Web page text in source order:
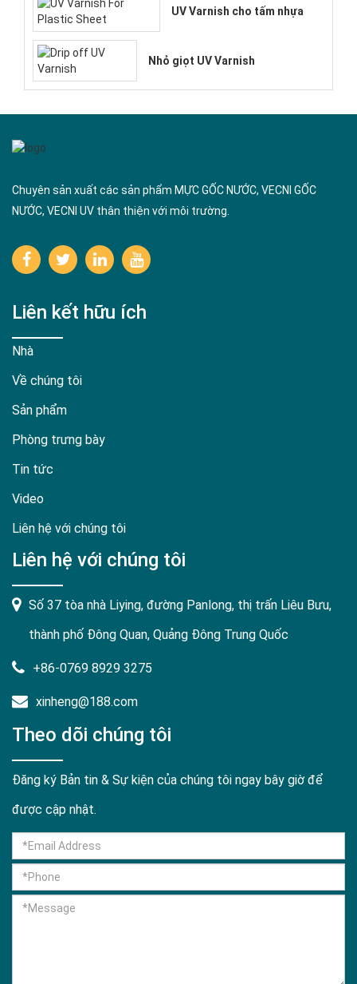
UV Varnish cho tấm nhựa
Nhỏ giọt UV Varnish
Chuyên sản xuất các sản phẩm MỰC GỐC NƯỚC, VECNI GỐC
NƯỚC, VECNI UV thân thiện với môi trường.
Liên kết hữu ích
Nhà
Về chúng tôi
Sản phẩm
Phòng trưng bày
Tin tức
Video
Liên hệ với chúng tôi
Liên hệ với chúng tôi
Số 37 tòa nhà Liying, đường Panlong, thị trấn Liêu Bưu,
thành phố Đông Quan, Quảng Đông Trung Quốc
+86-0769 8929 3275
xinheng@188.com
Theo dõi chúng tôi
Đăng ký Bản tin & Sự kiện của chúng tôi ngay bây giờ để
được cập nhật.